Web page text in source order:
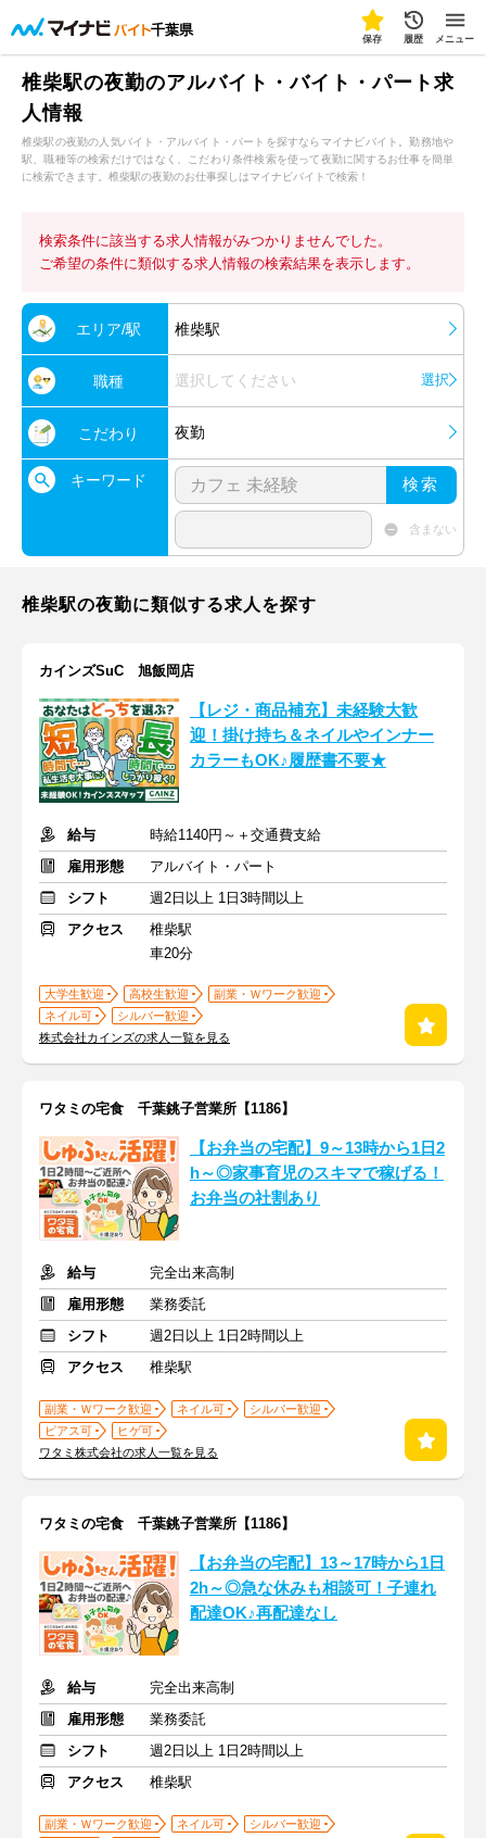
千葉県
保存 履歴 メニュー
椎柴駅の夜勤のアルバイト・バイト・パート求
人情報
椎柴駅の夜勤の人気バイト・アルバイト・パートを探すならマイナビバイト。勤務地や
駅、職種等の検索だけではなく、こだわり条件検索を使って夜勤に関するお仕事を簡単
に検索できます。椎柴駅の夜勤のお仕事探しはマイナビバイトで検索！
検索条件に該当する求人情報がみつかりませんでした。
ご希望の条件に類似する求人情報の検索結果を表示します。
エリア/駅 椎柴駅
職種 選択してください 選択
こだわり 夜勤
キーワード 検索
含まない
椎柴駅の夜勤に類似する求人を探す
カインズSuC 旭飯岡店
【レジ・商品補充】未経験大歓
迎！掛け持ち＆ネイルやインナー
カラーもOK♪履歴書不要★
給与
時給1140円～＋交通費支給
雇用形態
アルバイト・パート
シフト
週2日以上 1日3時間以上
アクセス
椎柴駅
車20分
大学生歓迎 高校生歓迎
副業・Ｗワーク歓迎
ネイル可
シルバー歓迎
株式会社カインズの求人一覧を見る
ワタミの宅食 千葉銚子営業所【1186】
【お弁当の宅配】9～13時から1日2
h～◎家事育児のスキマで稼げる！
お弁当の社割あり
給与
完全出来高制
雇用形態
業務委託
シフト
週2日以上 1日2時間以上
アクセス
椎柴駅
副業・Ｗワーク歓迎 ネイル可
シルバー歓迎
ピアス可
ヒゲ可
ワタミ株式会社の求人一覧を見る
ワタミの宅食 千葉銚子営業所【1186】
【お弁当の宅配】13～17時から1日
2h～◎急な休みも相談可！子連れ
配達OK♪再配達なし
給与
完全出来高制
雇用形態
業務委託
シフト
週2日以上 1日2時間以上
アクセス
椎柴駅
副業・Ｗワーク歓迎 ネイル可
シルバー歓迎